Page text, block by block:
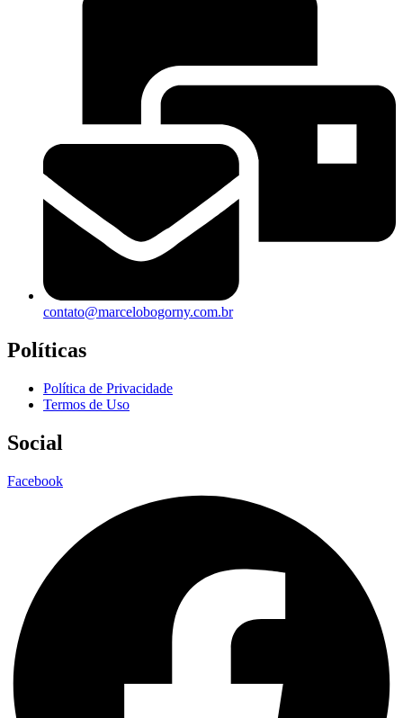
contato@marcelobogorny.com.br
Políticas
Política de Privacidade
Termos de Uso
Social
Facebook